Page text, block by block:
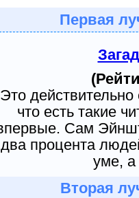
Первая
Это
что есть такие
Сам
два процента
уме, а
Вторая